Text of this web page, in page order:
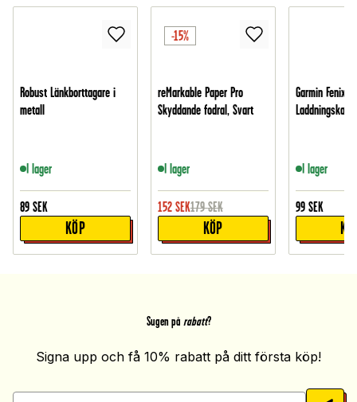
Robust Länkborttagare i
metall
I lager
89 SEK
KÖP
-15%
reMarkable Paper Pro
Skyddande fodral, Svart
I lager
152 SEK179 SEK
KÖP
Garmin Fenix 6
I lager
99 SEK
Sugen på rabatt?
Signa upp och få 10% rabatt på ditt första köp!